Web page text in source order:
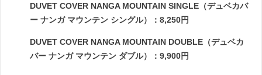
DUVET COVER NANGA MOUNTAIN SINGLE（デュベカバ
ー ナンガ マウンテン シングル）：8,250円
DUVET COVER NANGA MOUNTAIN DOUBLE（デュベカ
バー ナンガ マウンテン ダブル）：9,900円